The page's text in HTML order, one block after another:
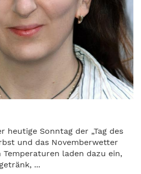
heutige Sonntag der „Tag des
und das Novemberwetter
laden dazu ein,
...